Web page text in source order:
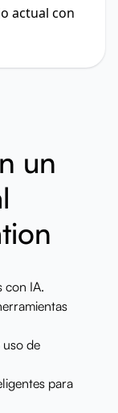
actual con
un
con IA.
de
para